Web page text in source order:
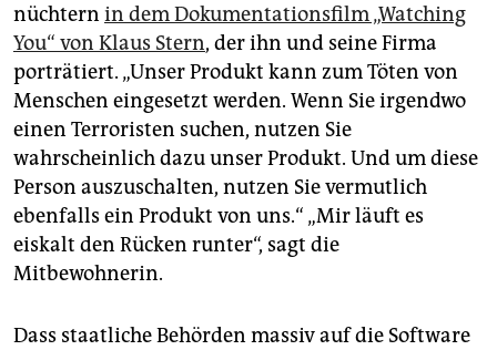
nüchtern in dem Dokumentationsfilm „Watching
You“ von Klaus Stern, der ihn und seine Firma
porträtiert. „Unser Produkt kann zum Töten von
Menschen eingesetzt werden. Wenn Sie irgendwo
einen Terroristen suchen, nutzen Sie
wahrscheinlich dazu unser Produkt. Und um diese
Person auszuschalten, nutzen Sie vermutlich
ebenfalls ein Produkt von uns.“ „Mir läuft es
eiskalt den Rücken runter“, sagt die
Mitbewohnerin.
Dass staatliche Behörden massiv auf die Software